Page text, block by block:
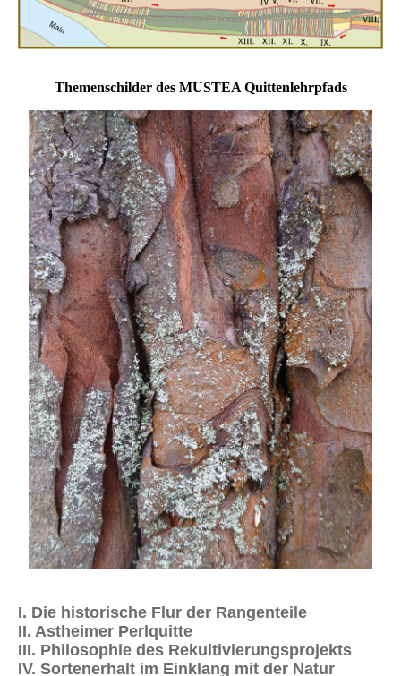
Themenschilder des MUSTEA Quittenlehrpfads
I. Die historische Flur der Rangenteile
II. Astheimer Perlquitte
III. Philosophie des Rekultivierungsprojekts
IV. Sortenerhalt im Einklang mit der Natur